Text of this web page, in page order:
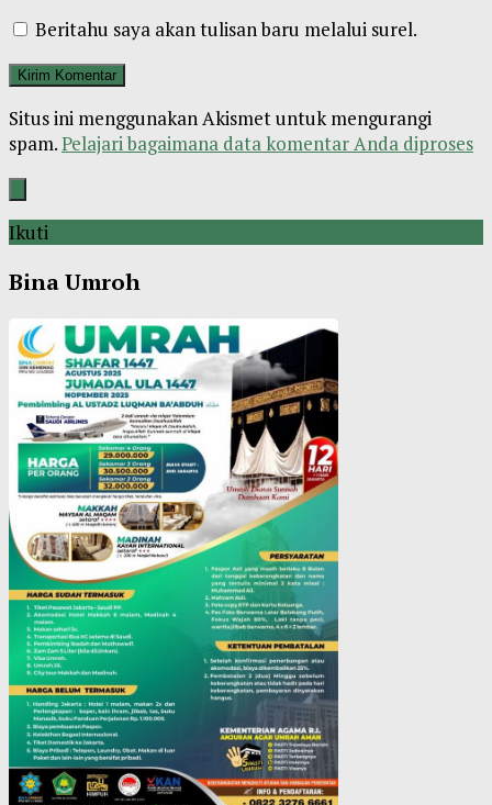
Beritahu saya akan tulisan baru melalui surel.
Situs ini menggunakan Akismet untuk mengurangi
spam.Pelajari bagaimana data komentar Anda diproses
Ikuti
Bina Umroh